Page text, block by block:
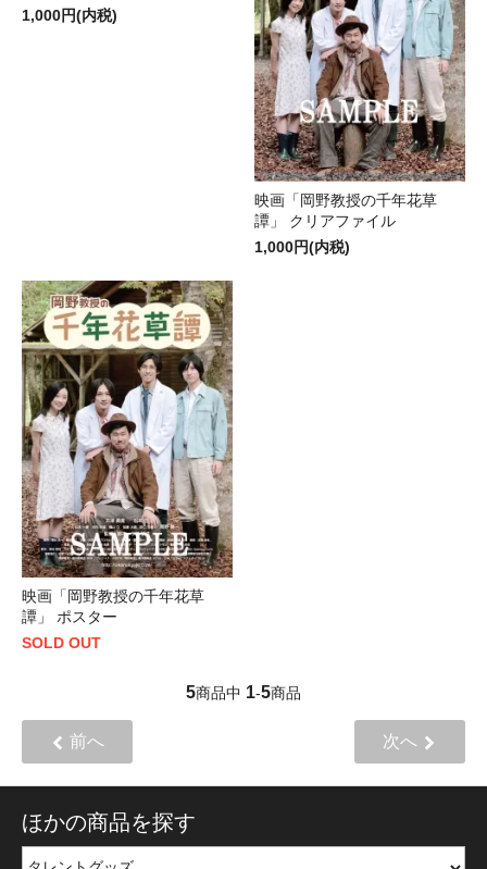
1,000円(内税)
映画「岡野教授の千年花草
譚」 クリアファイル
1,000円(内税)
映画「岡野教授の千年花草
譚」 ポスター
SOLD OUT
5商品中 1-5商品
前へ 次へ
ほかの商品を探す